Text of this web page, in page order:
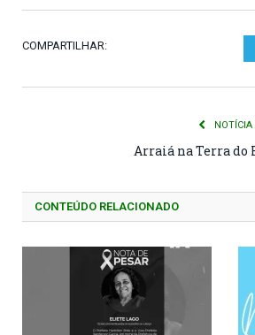
COMPARTILHAR:
NOTÍCIA
Arraiá na Terra do
CONTEÚDO RELACIONADO